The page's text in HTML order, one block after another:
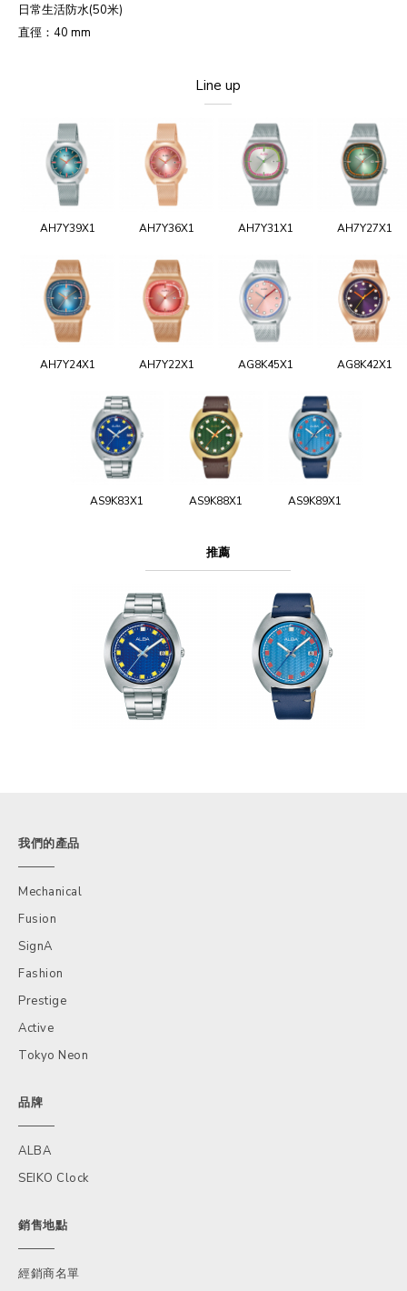
日常生活防水(50米)
直徑：40 mm
Line up
AH7Y39X1 AH7Y36X1 AH7Y31X1 AH7Y27X1
AH7Y24X1 AH7Y22X1 AG8K45X1 AG8K42X1
AS9K83X1 AS9K88X1 AS9K89X1
推薦
我們的產品
Mechanical
Fusion
SignA
Fashion
Prestige
Active
Tokyo Neon
品牌
ALBA
SEIKO Clock
銷售地點
經銷商名單